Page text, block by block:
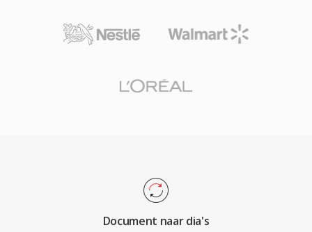
Document naar dia's